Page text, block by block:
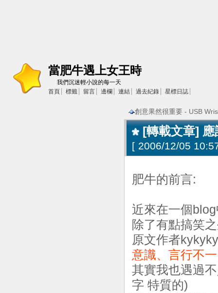
當肥牛遇上女王時
我們沉迷輕小說的每一天
首頁
標籤 留言 邊欄 連結 過去紀錄 星標日誌
創意果然很重要 - USB
[轉載文章] 應
[ 2006/12/05
肥牛的前言:
近來在一個
除了有點搞笑
原文作者
意識、言行不一
其實我也遇過
字 特質的)